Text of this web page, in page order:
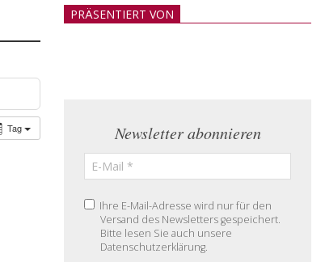
Tag
PRÄSENTIERT VON
Newsletter abonnieren
Ihre E-Mail-Adresse wird nur für den
Versand des Newsletters gespeichert.
Bitte lesen Sie auch unsere
Datenschutzerklärung.